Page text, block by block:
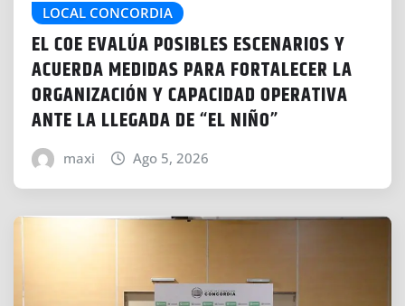
LOCAL CONCORDIA
EL COE EVALÚA POSIBLES ESCENARIOS Y
ACUERDA MEDIDAS PARA FORTALECER LA
ORGANIZACIÓN Y CAPACIDAD OPERATIVA
ANTE LA LLEGADA DE “EL NIÑO”
maxi Ago 5, 2026